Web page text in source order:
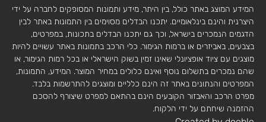
המידע המוצג באתר כולל, בין היתר, מידע ותמונות המסופקים לחברה על ידי
היצרנית והינם בינלאומיים. יתכנו הבדלים מסוימים בין התמונות באתר לבין
הדגמים הנמכרים בישראל, וכך גם יתכנו הבדלים בתכונות, במפרטים,
בצבעים, באביזרים או ברמות הגימור. כלי הרכב בתמונות באתר עשויים להיות
מוצגים עם ציוד אופציונלי שאינו זמין בשוק הישראלי או בכל רמות הגימור, או
שהם נמכרים בתשלום נוסף ואינם כלולים במחיר המוצר. המידע, התמונות,
המפרטים והנתונים באתר זה הינם כלליים ומוצגים להתרשמות בלבד.
מפרט הרכב והאבזור הקובעים הינם בהתאם למפרט שיצורף להסכם
ההזמנה שיחתם על ידי הלקוח.